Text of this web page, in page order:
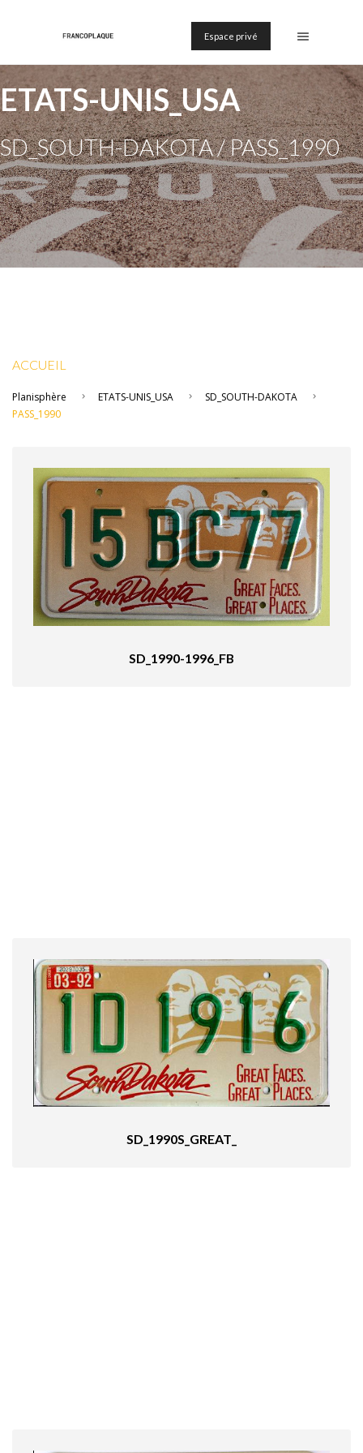
Espace privé
ETATS-UNIS_USA
SD_SOUTH-DAKOTA / PASS_1990
ACCUEIL
Planisphère ETATS-UNIS_USA
SD_SOUTH-DAKOTA
PASS_1990
SD_1990-1996_FB
SD_1990S_GREAT_